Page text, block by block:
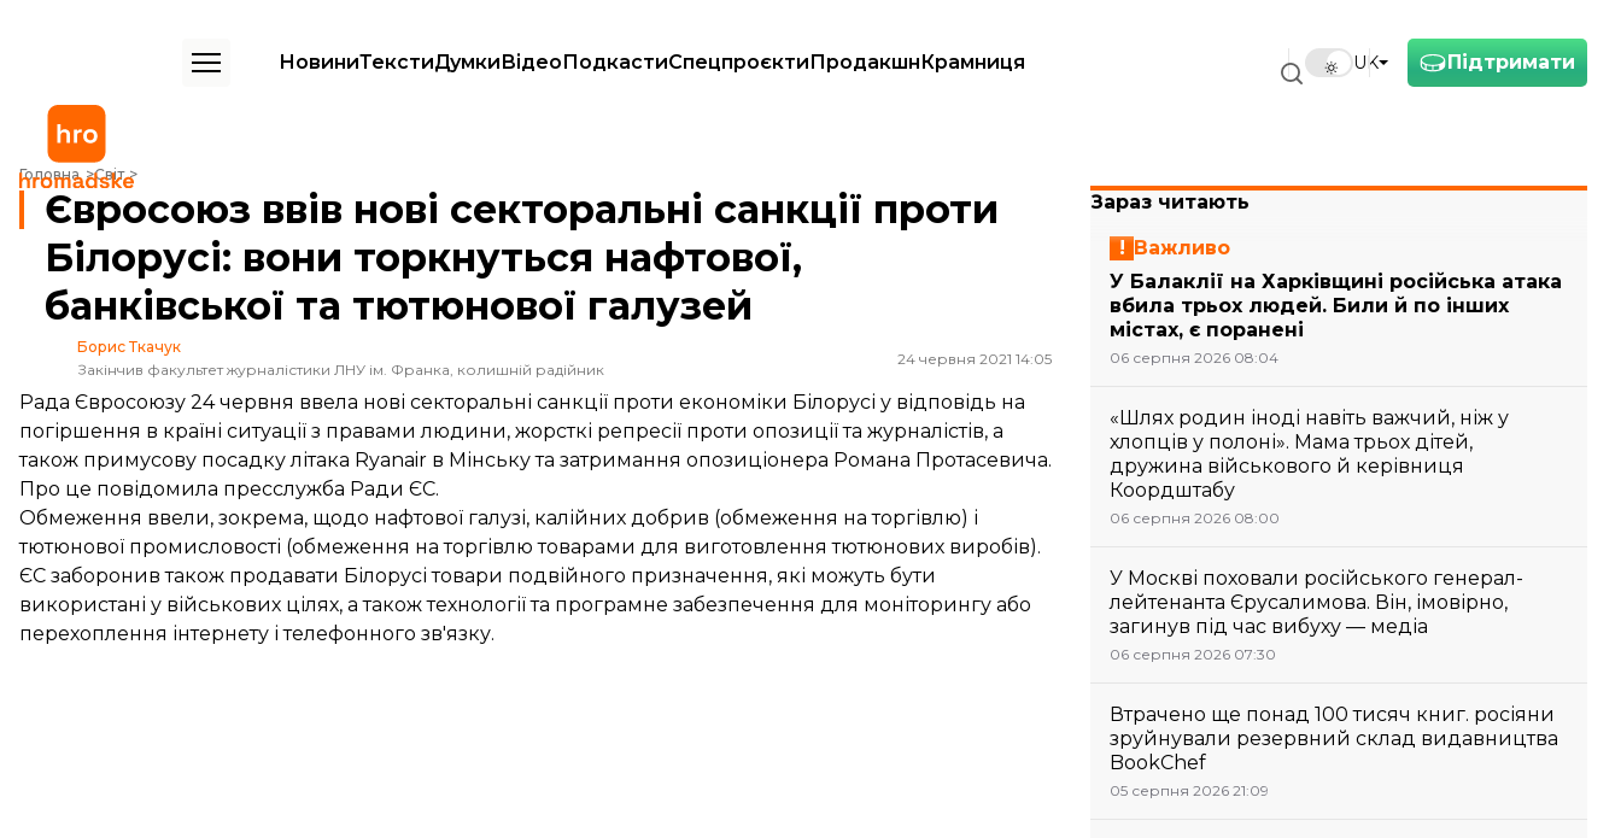
Підтримати
UK
НовиниТекстиДумкиВідеоПодкастиСпецпроєктиПродакшнКрамниця
Головна Світ
Євросоюз ввів нові секторальні санкції проти Білорусі: вони торкнуться нафтової, банківської та тютюнової галузей
Євросоюз ввів нові секторальні санкції проти
Білорусі: вони торкнуться нафтової,
банківської та тютюнової галузей
Борис Ткачук
Закінчив факультет журналістики ЛНУ ім. Франка, колишній радійник
24 червня 2021 14:05
Рада Євросоюзу 24 червня ввела нові секторальні санкції проти економіки Білорусі у відповідь на
погіршення в країні ситуації з правами людини, жорсткі репресії проти опозиції та журналістів, а
також примусову посадку літака Ryanair в Мінську та затримання опозиціонера Романа Протасевича.
Про це повідомила пресслужба Ради ЄС.
Обмеження ввели, зокрема, щодо нафтової галузі, калійних добрив (обмеження на торгівлю) і
тютюнової промисловості (обмеження на торгівлю товарами для виготовлення тютюнових виробів).
ЄС заборонив також продавати Білорусі товари подвійного призначення, які можуть бути
використані у військових цілях, а також технології та програмне забезпечення для моніторингу або
перехоплення інтернету і телефонного зв'язку.
Зараз читають
Важливо
У Балаклії на Харківщині російська атака
вбила трьох людей. Били й по інших
містах, є поранені
06 серпня 2026 08:04
«Шлях родин іноді навіть важчий, ніж у
хлопців у полоні». Мама трьох дітей,
дружина військового й керівниця
Коордштабу
06 серпня 2026 08:00
У Москві поховали російського генерал-
лейтенанта Єрусалимова. Він, імовірно,
загинув під час вибуху — медіа
06 серпня 2026 07:30
Втрачено ще понад 100 тисяч книг. росіяни
зруйнували резервний склад видавництва
BookChef
05 серпня 2026 21:09